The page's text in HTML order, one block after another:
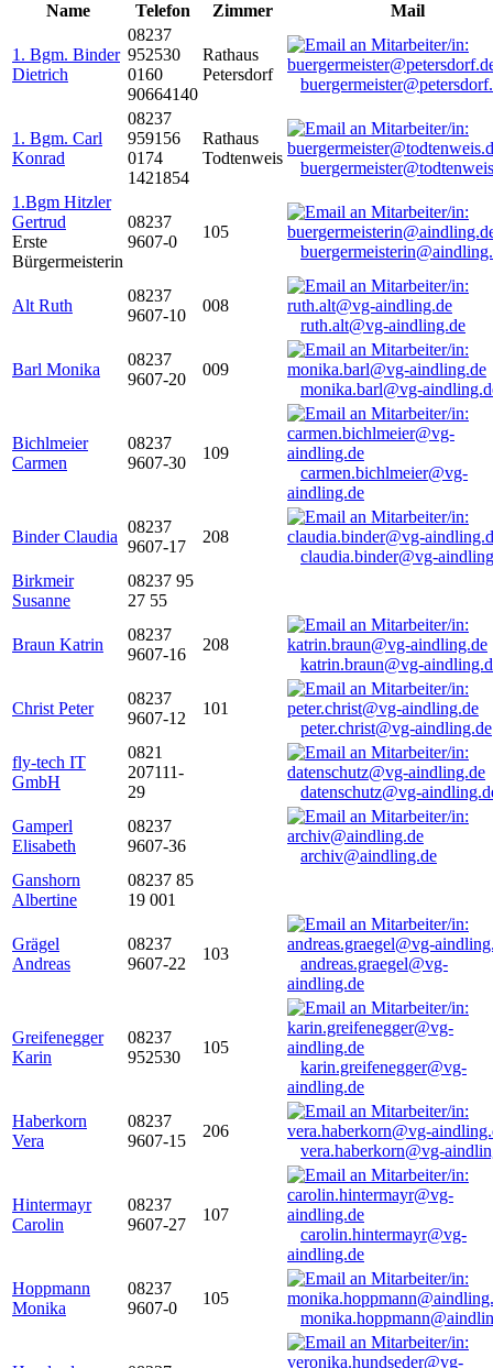
Name
Telefon Zimmer Mail
1. Bgm. Binder
Dietrich
08237
952530
0160
90664140
Rathaus
Petersdorf
1. Bgm. Carl
Konrad
08237
959156
0174
1421854
Rathaus
Todtenweis
1.Bgm Hitzler
Gertrud
Erste
Bürgermeisterin
08237
9607-0
105
Alt Ruth
08237
9607-10
008
ruth.alt@vg-aindling.de
Barl Monika
08237
9607-20
009
monika.barl@vg-
Bichlmeier
Carmen
08237
9607-30
109
carmen.bichlmeier@vg-
aindling.de
Binder Claudia
08237
9607-17
208
claudia.binder@vg-
Birkmeir
Susanne
08237 95
27 55
Braun Katrin
08237
9607-16
208
katrin.braun@vg-
Christ Peter
08237
9607-12
101
peter.christ@vg-aindling.de
fly-tech IT
GmbH
0821
207111-
29
datenschutz@vg-
Gamperl
Elisabeth
08237
9607-36
archiv@aindling.de
Ganshorn
Albertine
08237 85
19 001
Grägel
Andreas
08237
9607-22
103
andreas.graegel@vg-
aindling.de
Greifenegger
Karin
08237
952530
105
karin.greifenegger@vg-
aindling.de
Haberkorn
Vera
08237
9607-15
206
vera.haberkorn@vg-
Hintermayr
Carolin
08237
9607-27
107
carolin.hintermayr@vg-
aindling.de
Hoppmann
Monika
08237
9607-0
105